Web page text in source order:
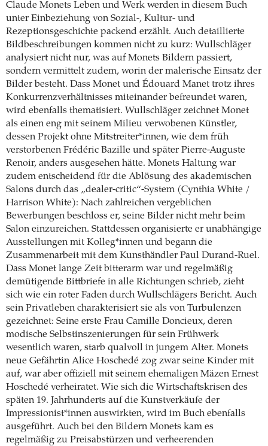
Claude Monets Leben und Werk werden in diesem Buch
unter Einbeziehung von Sozial-, Kultur- und
Rezeptionsgeschichte packend erzählt. Auch detaillierte
Bildbeschreibungen kommen nicht zu kurz: Wullschläger
analysiert nicht nur, was auf Monets Bildern passiert,
sondern vermittelt zudem, worin der malerische Einsatz der
Bilder besteht. Dass Monet und Édouard Manet trotz ihres
Konkurrenzverhältnisses miteinander befreundet waren,
wird ebenfalls thematisiert. Wullschläger zeichnet Monet
als einen eng mit seinem Milieu verwobenen Künstler,
dessen Projekt ohne Mitstreiter*innen, wie dem früh
verstorbenen Frédéric Bazille und später Pierre-Auguste
Renoir, anders ausgesehen hätte. Monets Haltung war
zudem entscheidend für die Ablösung des akademischen
Salons durch das „dealer-critic“-System (Cynthia White /
Harrison White): Nach zahlreichen vergeblichen
Bewerbungen beschloss er, seine Bilder nicht mehr beim
Salon einzureichen. Stattdessen organisierte er unabhängige
Ausstellungen mit Kolleg*innen und begann die
Zusammenarbeit mit dem Kunsthändler Paul Durand-Ruel.
Dass Monet lange Zeit bitterarm war und regelmäßig
demütigende Bittbriefe in alle Richtungen schrieb, zieht
sich wie ein roter Faden durch Wullschlägers Bericht. Auch
sein Privatleben charakterisiert sie als von Turbulenzen
gezeichnet: Seine erste Frau Camille Doncieux, deren
modische Selbstinszenierungen für sein Frühwerk
wesentlich waren, starb qualvoll in jungem Alter. Monets
neue Gefährtin Alice Hoschedé zog zwar seine Kinder mit
auf, war aber offiziell mit seinem ehemaligen Mäzen Ernest
Hoschedé verheiratet. Wie sich die Wirtschaftskrisen des
späten 19. Jahrhunderts auf die Kunstverkäufe der
Impressionist*innen auswirkten, wird im Buch ebenfalls
ausgeführt. Auch bei den Bildern Monets kam es
regelmäßig zu Preisabstürzen und verheerenden